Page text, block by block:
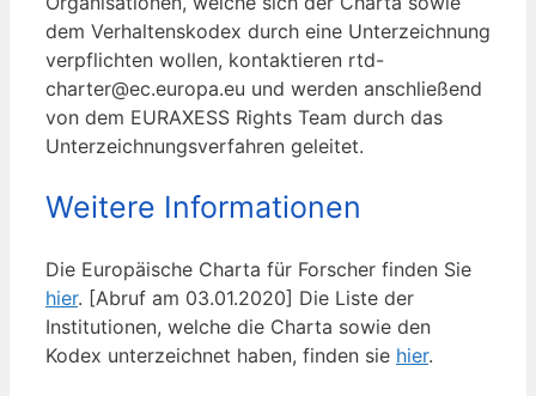
dem Verhaltenskodex durch eine Unterzeichnung
verpflichten wollen, kontaktieren rtd-
charter@ec.europa.eu und werden anschließend
von dem EURAXESS Rights Team durch das
Unterzeichnungsverfahren geleitet.
Weitere Informationen
Die Europäische Charta für Forscher finden Sie
hier. [Abruf am 03.01.2020] Die Liste der
Institutionen, welche die Charta sowie den
Kodex unterzeichnet haben, finden sie hier.